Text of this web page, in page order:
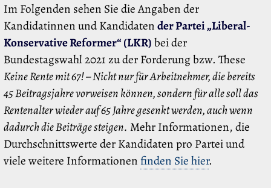
Im Folgenden sehen Sie die Angaben der
Kandidatinnen und Kandidatender Partei „Liberal-
Konservative Reformer“ (LKR)bei der
Bundestagswahl 2021 zu der Forderung bzw. These
Keine Rente mit 67! – Nicht nur für Arbeitnehmer, die bereits
45 Beitragsjahre vorweisen können, sondern für alle soll das
Rentenalter wieder auf 65 Jahre gesenkt werden, auch wenn
dadurch die Beiträge steigen. Mehr Informationen, die
Durchschnittswerte der Kandidaten pro Partei und
viele weitere Informationen finden Sie hier.